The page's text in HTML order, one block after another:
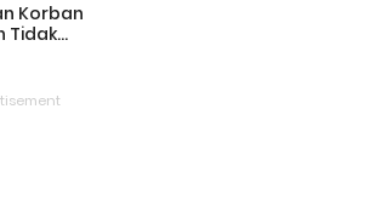
Korban
Tidak
Blaming